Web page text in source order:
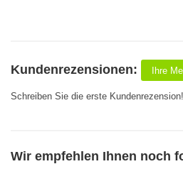
Kundenrezensionen: Ihre
Schreiben Sie die erste Kundenrezension!
Wir empfehlen Ihnen noch